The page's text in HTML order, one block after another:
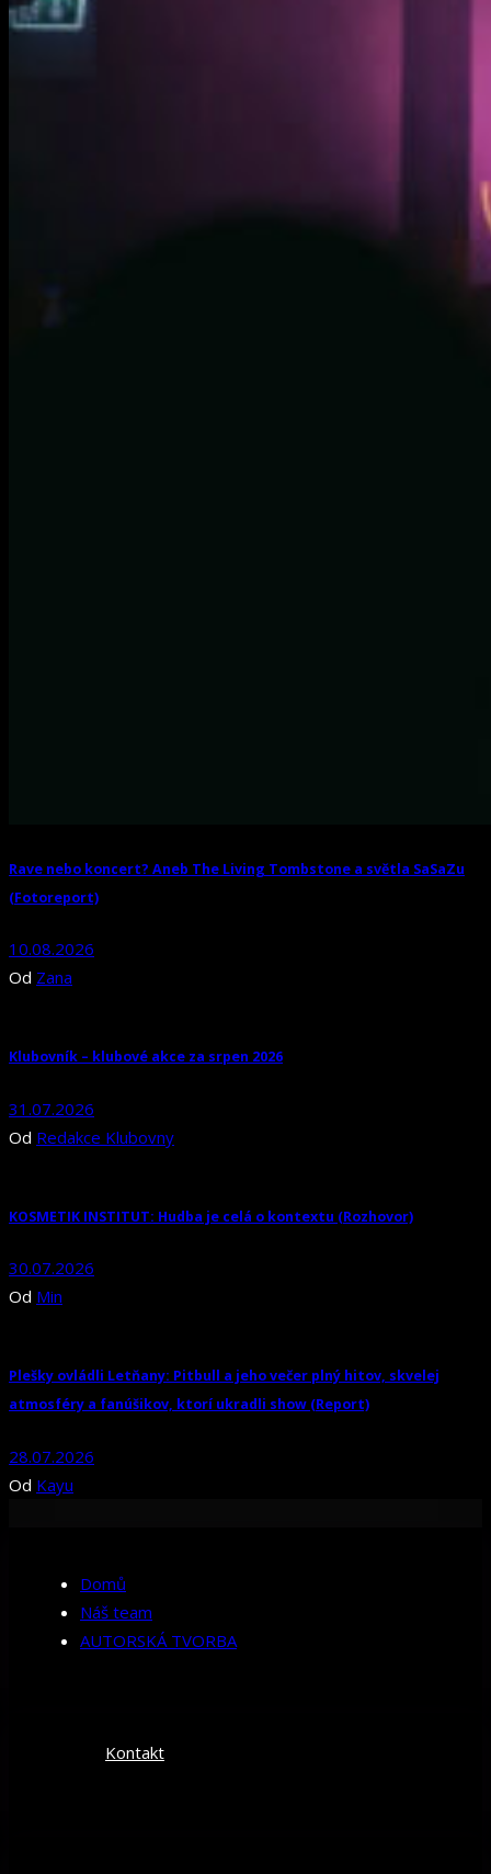
Rave nebo koncert? Aneb The Living Tombstone a světla SaSaZu
(Fotoreport)
10.08.2026
Od Zana
Klubovník – klubové akce za srpen 2026
31.07.2026
Od Redakce Klubovny
KOSMETIK INSTITUT: Hudba je celá o kontextu (Rozhovor)
30.07.2026
Od Min
Plešky ovládli Letňany: Pitbull a jeho večer plný hitov, skvelej
atmosféry a fanúšikov, ktorí ukradli show (Report)
28.07.2026
Od Kayu
Domů
Náš team
AUTORSKÁ TVORBA
Kontakt